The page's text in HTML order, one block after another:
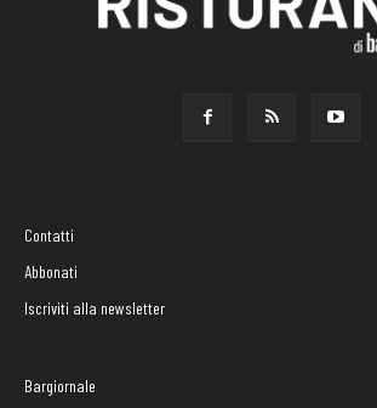
Contatti
Abbonati
Iscriviti alla newsletter
Bargiornale